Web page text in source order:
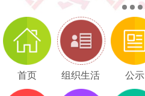
首页 组织生活 公示